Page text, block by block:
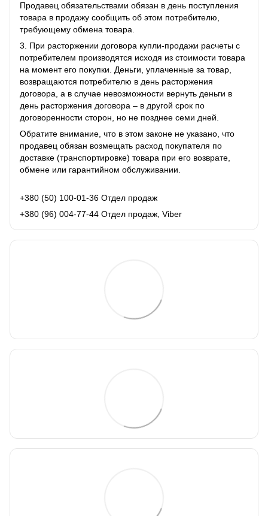
Продавец обязательствами обязан в день поступления
товара в продажу сообщить об этом потребителю,
требующему обмена товара.
3. При расторжении договора купли-продажи расчеты с
потребителем производятся исходя из стоимости товара
на момент его покупки. Деньги, уплаченные за товар,
возвращаются потребителю в день расторжения
договора, а в случае невозможности вернуть деньги в
день расторжения договора – в другой срок по
договоренности сторон, но не позднее семи дней.
Обратите внимание, что в этом законе не указано, что
продавец обязан возмещать расход покупателя по
доставке (транспортировке) товара при его возврате,
обмене или гарантийном обслуживании.
+380 (50) 100-01-36 Отдел продаж
+380 (96) 004-77-44 Отдел продаж, Viber